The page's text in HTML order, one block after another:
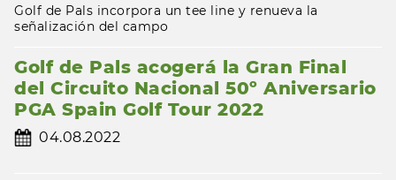
Golf de Pals incorpora un tee line y renueva la
señalización del campo
Golf de Pals acogerá la Gran Final
del Circuito Nacional 50º Aniversario
PGA Spain Golf Tour 2022
04.08.2022